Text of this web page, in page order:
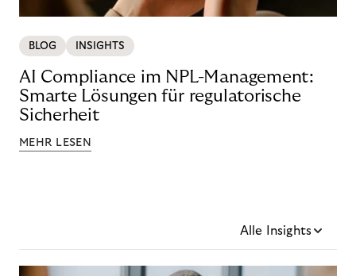
BLOG INSIGHTS
AI Compliance im NPL-Management:
Smarte Lösungen für regulatorische
Sicherheit
MEHR LESEN
Alle Insights